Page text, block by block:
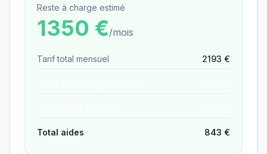
Reste à charge estimé
1350 €/mois
Tarif total mensuel 2193 €
Total aides 843 €